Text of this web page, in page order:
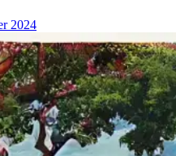
2024